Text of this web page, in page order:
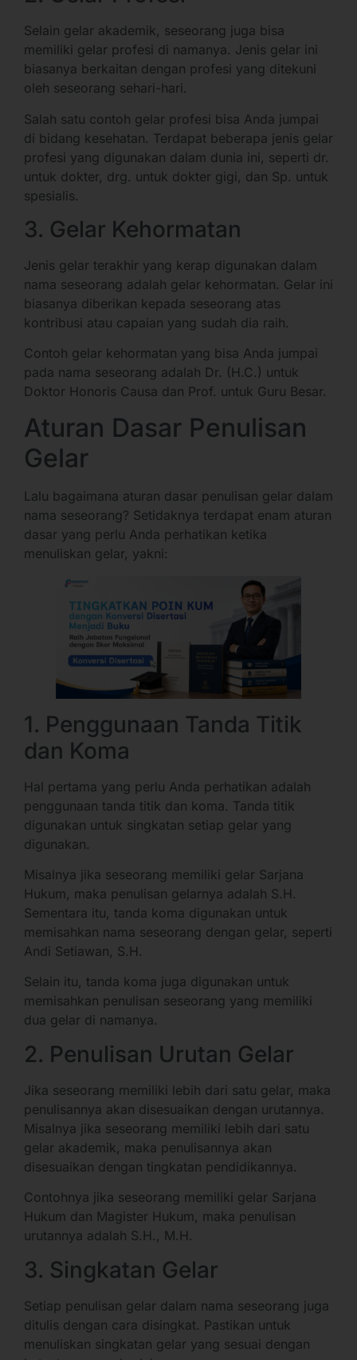
Selain gelar akademik, seseorang juga bisa
memiliki gelar profesi di namanya. Jenis gelar ini
biasanya berkaitan dengan profesi yang ditekuni
oleh seseorang sehari-hari.
Salah satu contoh gelar profesi bisa Anda jumpai
di bidang kesehatan. Terdapat beberapa jenis gelar
profesi yang digunakan dalam dunia ini, seperti dr.
untuk dokter, drg. untuk dokter gigi, dan Sp. untuk
spesialis.
3. Gelar Kehormatan
Jenis gelar terakhir yang kerap digunakan dalam
nama seseorang adalah gelar kehormatan. Gelar ini
biasanya diberikan kepada seseorang atas
kontribusi atau capaian yang sudah dia raih.
Contoh gelar kehormatan yang bisa Anda jumpai
pada nama seseorang adalah Dr. (H.C.) untuk
Doktor Honoris Causa dan Prof. untuk Guru Besar.
Aturan Dasar Penulisan
Gelar
Lalu bagaimana aturan dasar penulisan gelar dalam
nama seseorang? Setidaknya terdapat enam aturan
dasar yang perlu Anda perhatikan ketika
menuliskan gelar, yakni:
1. Penggunaan Tanda Titik
dan Koma
Hal pertama yang perlu Anda perhatikan adalah
penggunaan tanda titik dan koma. Tanda titik
digunakan untuk singkatan setiap gelar yang
digunakan.
Misalnya jika seseorang memiliki gelar Sarjana
Hukum, maka penulisan gelarnya adalah S.H.
Sementara itu, tanda koma digunakan untuk
memisahkan nama seseorang dengan gelar, seperti
Andi Setiawan, S.H.
Selain itu, tanda koma juga digunakan untuk
memisahkan penulisan seseorang yang memiliki
dua gelar di namanya.
2. Penulisan Urutan Gelar
Jika seseorang memiliki lebih dari satu gelar, maka
penulisannya akan disesuaikan dengan urutannya.
Misalnya jika seseorang memiliki lebih dari satu
gelar akademik, maka penulisannya akan
disesuaikan dengan tingkatan pendidikannya.
Contohnya jika seseorang memiliki gelar Sarjana
Hukum dan Magister Hukum, maka penulisan
urutannya adalah S.H., M.H.
3. Singkatan Gelar
Setiap penulisan gelar dalam nama seseorang juga
ditulis dengan cara disingkat. Pastikan untuk
menuliskan singkatan gelar yang sesuai dengan